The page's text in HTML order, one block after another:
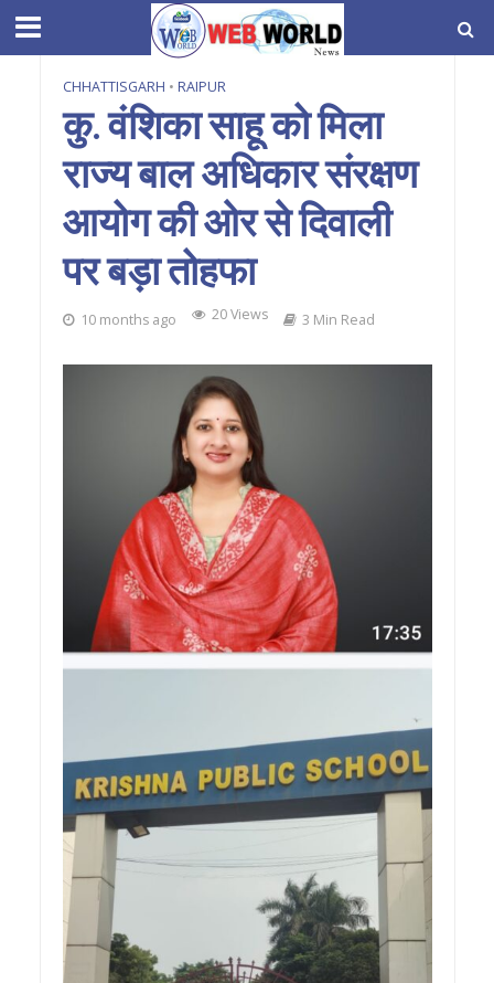
CHHATTISGARH • RAIPUR
कु. वंशिका साहू को मिला
राज्य बाल अधिकार संरक्षण
आयोग की ओर से दिवाली
पर बड़ा तोहफा
10 months ago 20 Views 3 Min Read